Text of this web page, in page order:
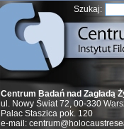
Szukaj:
Centrum Badań nad Zagładą
ul. Nowy Świat 72, 00-330
Palac Staszica pok. 120
e-mail: